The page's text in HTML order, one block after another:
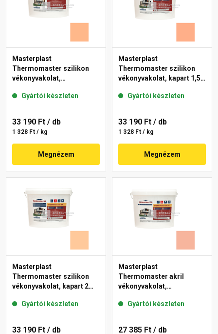
Masterplast
Thermomaster szilikon
vékonyvakolat,
10-C 25 kg
Gyártói készleten
33 190 Ft / db
1 328 Ft / kg
Megnézem
Masterplast
Thermomaster szilikon
vékonyvakolat, kapart 1,5
Gyártói készleten
33 190 Ft / db
1 328 Ft / kg
Megnézem
Masterplast
Thermomaster szilikon
vékonyvakolat, kapart 2
Gyártói készleten
33 190 Ft / db
Masterplast
Thermomaster akril
vékonyvakolat,
17-D 25 kg
Gyártói készleten
27 385 Ft / db